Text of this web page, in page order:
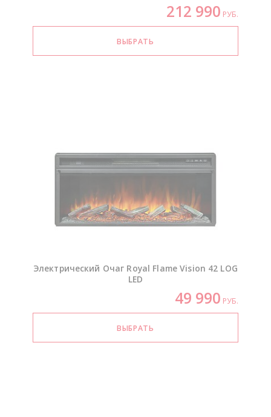
212 990 РУБ.
Электрический Очаг Royal Flame Vision 42 LOG
LED
49 990 РУБ.